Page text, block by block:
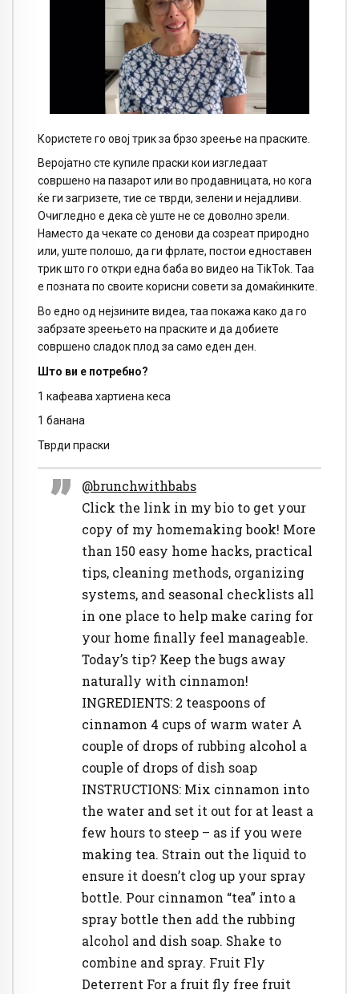
Користете го овој трик за брзо зреење на праските.
Веројатно сте купиле праски кои изгледаат
совршено на пазарот или во продавницата, но кога
ќе ги загризете, тие се тврди, зелени и нејадливи.
Очигледно е дека сè уште не се доволно зрели.
Наместо да чекате со денови да созреат природно
или, уште полошо, да ги фрлате, постои едноставен
трик што го откри една баба во видео на TikTok. Таа
е позната по своите корисни совети за домаќинките.
Во едно од нејзините видеа, таа покажа како да го
забрзате зреењето на праските и да добиете
совршено сладок плод за само еден ден.
Што ви е потребно?
1 кафеава хартиена кеса
1 банана
Тврди праски
@brunchwithbabs
Click the link in my bio to get your
copy of my homemaking book! More
than 150 easy home hacks, practical
tips, cleaning methods, organizing
systems, and seasonal checklists all
in one place to help make caring for
your home finally feel manageable.
Today’s tip? Keep the bugs away
naturally with cinnamon!
INGREDIENTS: 2 teaspoons of
cinnamon 4 cups of warm water A
couple of drops of rubbing alcohol a
couple of drops of dish soap
INSTRUCTIONS: Mix cinnamon into
the water and set it out for at least a
few hours to steep – as if you were
making tea. Strain out the liquid to
ensure it doesn’t clog up your spray
bottle. Pour cinnamon “tea” into a
spray bottle then add the rubbing
alcohol and dish soap. Shake to
combine and spray. Fruit Fly
Deterrent For a fruit fly free fruit